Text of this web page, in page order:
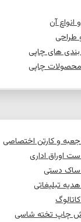
انواع آن
طراحی
های چاپی
چاپی
و کارتن اختصاصی
اوراق اداری
دستی
تبلیغاتی
چاپ تخته شاسی